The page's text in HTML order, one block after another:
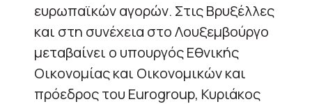
ευρωπαϊκών αγορών. Στις Βρυξέλλες
και στη συνέχεια στο Λουξεμβούργο
μεταβαίνει ο υπουργός Εθνικής
Οικονομίας και Οικονομικών και
πρόεδρος του Eurogroup, Κυριάκος